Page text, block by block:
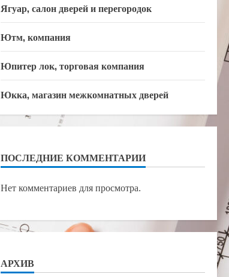
Ягуар, салон дверей и перегородок
Ютм, компания
Юпитер лок, торговая компания
Юкка, магазин межкомнатных дверей
ПОСЛЕДНИЕ КОММЕНТАРИИ
Нет комментариев для просмотра.
АРХИВ